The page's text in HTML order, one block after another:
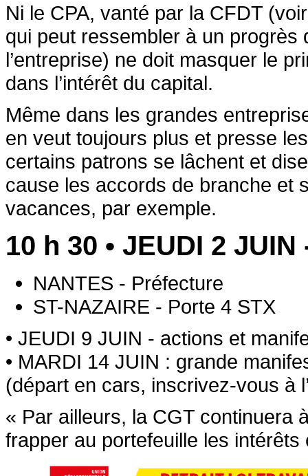
Ni le CPA, vanté par la CFDT
qui peut ressembler à un
l’entreprise) ne doit masquer le
dans l’intérêt du capital.
Même dans les grandes
en veut toujours plus et presse
certains patrons se lâchent et
cause les accords de branche et
vacances, par exemple.
10 h 30 • JEUDI 2
NANTES - Préfecture
ST-NAZAIRE - Porte 4 STX
• JEUDI 9 JUIN - actions et
• MARDI 14 JUIN : grande
(départ en cars, inscrivez-vous à
Par ailleurs, la CGT continuera
frapper au portefeuille les intérêts